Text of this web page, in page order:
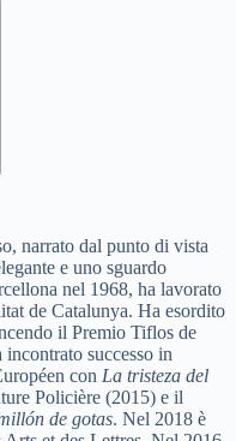
narrato dal punto di vista
e uno sguardo
nel 1968, ha lavorato
de Catalunya. Ha esordito
il Premio Tiflos de
successo in
con La tristeza del
Policière (2015) e il
de gotas. Nel 2018 è